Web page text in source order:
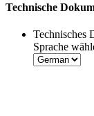
Technische
Technisches
Sprache